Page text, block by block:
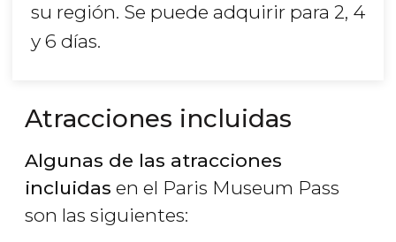
su región. Se puede adquirir para 2, 4
y 6 días.
Atracciones incluidas
Algunas de las atracciones
incluidas en el Paris Museum Pass
son las siguientes: